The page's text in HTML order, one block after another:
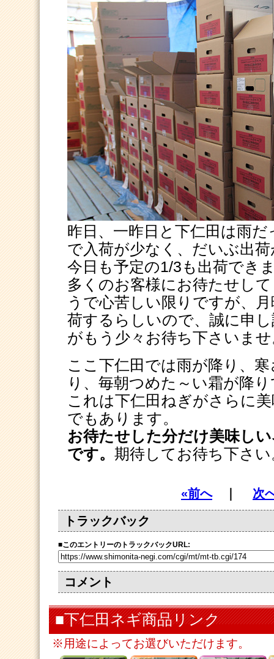
昨日、一昨日と下仁田は雨
で入荷が少なく、だいぶ出
今日も予定の1/3も出荷でき
多くのお客様にお待たせし
うで心苦しい限りですが、
荷するらしいので、誠に申
がもう少々お待ち下さいま
ここ下仁田では雨が降り、
り、毎朝つめた～い霜が降
これは下仁田ねぎがさらに
でもあります。
お待たせした分だけ美味し
です。 期待してお待ち下さい
«前へ｜ 次
トラックバック
■このエントリーのトラックバックURL:
コメント
■下仁田ネギ商品リンク
※用途によってお選びいただけます。